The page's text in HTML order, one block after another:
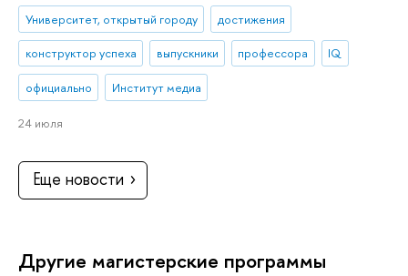
Университет, открытый городу достижения
конструктор успеха выпускники профессора IQ
официально Институт медиа
24 июля
Еще новости
Другие магистерские программы